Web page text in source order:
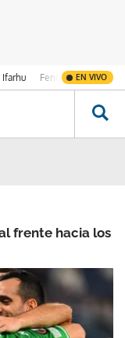
Ifarhu Fenómeno de El
EN VIVO
frente hacia los